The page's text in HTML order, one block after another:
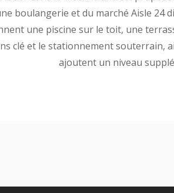
boulangerie et du marché Aisle 24
une piscine sur le toit, une
clé et le stationnement souterrain,
ajoutent un niveau